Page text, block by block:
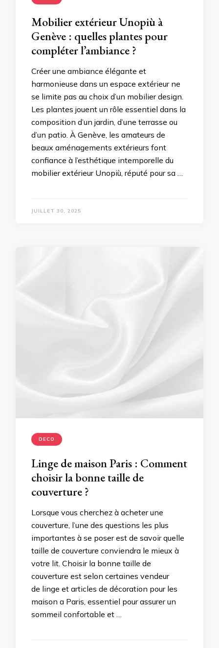
Mobilier extérieur Unopiù à
Genève : quelles plantes pour
compléter l’ambiance ?
Créer une ambiance élégante et
harmonieuse dans un espace extérieur ne
se limite pas au choix d’un mobilier design.
Les plantes jouent un rôle essentiel dans la
composition d’un jardin, d’une terrasse ou
d’un patio. À Genève, les amateurs de
beaux aménagements extérieurs font
confiance à l’esthétique intemporelle du
mobilier extérieur Unopiù, réputé pour sa …
JUILLET 30, 2025
DECO
Linge de maison Paris : Comment
choisir la bonne taille de
couverture ?
Lorsque vous cherchez à acheter une
couverture, l’une des questions les plus
importantes à se poser est de savoir quelle
taille de couverture conviendra le mieux à
votre lit. Choisir la bonne taille de
couverture est selon certaines vendeur
de linge et articles de décoration pour les
maison a Paris, essentiel pour assurer un
sommeil confortable et …